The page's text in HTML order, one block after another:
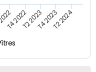
T4 2022T2 2023T4 2023T2 2024